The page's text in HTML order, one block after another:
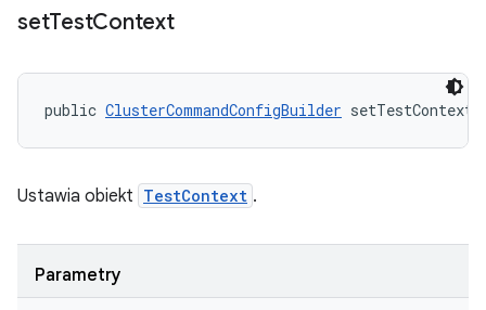
setTestContext
public ClusterCommandConfigBuilder setTestContext
Ustawia obiekt TestContext .
Parametry